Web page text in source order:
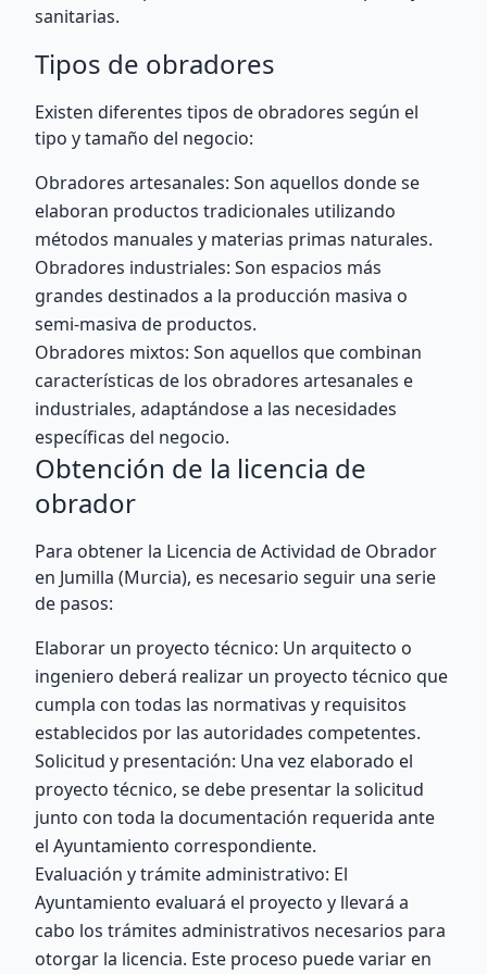
sanitarias.
Tipos de obradores
Existen diferentes tipos de obradores según el
tipo y tamaño del negocio:
Obradores artesanales: Son aquellos donde se
elaboran productos tradicionales utilizando
métodos manuales y materias primas naturales.
Obradores industriales: Son espacios más
grandes destinados a la producción masiva o
semi-masiva de productos.
Obradores mixtos: Son aquellos que combinan
características de los obradores artesanales e
industriales, adaptándose a las necesidades
específicas del negocio.
Obtención de la licencia de
obrador
Para obtener la Licencia de Actividad de Obrador
en Jumilla (Murcia), es necesario seguir una serie
de pasos:
Elaborar un proyecto técnico: Un arquitecto o
ingeniero deberá realizar un proyecto técnico que
cumpla con todas las normativas y requisitos
establecidos por las autoridades competentes.
Solicitud y presentación: Una vez elaborado el
proyecto técnico, se debe presentar la solicitud
junto con toda la documentación requerida ante
el Ayuntamiento correspondiente.
Evaluación y trámite administrativo: El
Ayuntamiento evaluará el proyecto y llevará a
cabo los trámites administrativos necesarios para
otorgar la licencia. Este proceso puede variar en